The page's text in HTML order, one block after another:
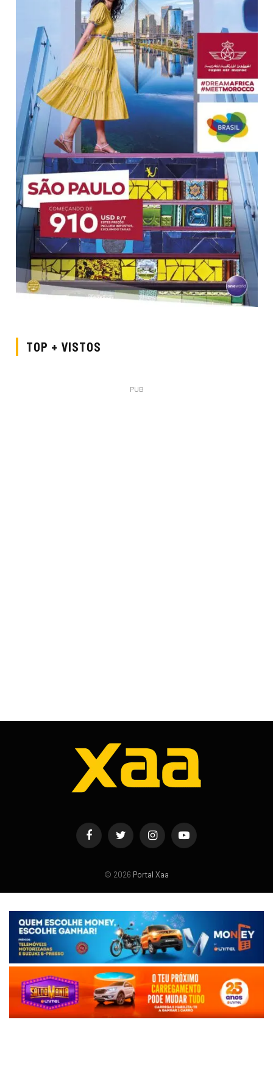
TOP + VISTOS
PUB
FacebookTwitter InstagramYouTube
© 2026 Portal Xaa